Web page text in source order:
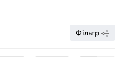
Фільтр